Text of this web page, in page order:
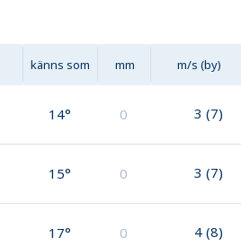
känns som mm m/s (by)
14° 0 3 (7)
15° 0 3 (7)
17° 0 4 (8)